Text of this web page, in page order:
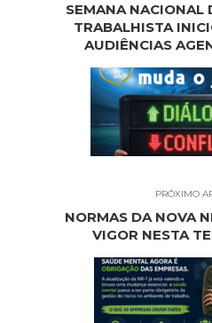
SEMANA NACIONAL
TRABALHISTA
AUDIÊNCIAS
PRÓXIMO
NORMAS DA NOVA
VIGOR NESTA